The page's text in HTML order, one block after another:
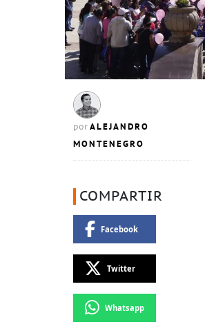
por ALEJANDRO
MONTENEGRO
COMPARTIR
Facebook
Twitter
Whatsapp